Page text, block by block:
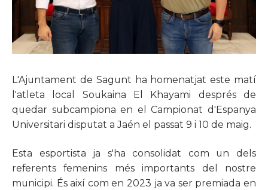
L'Ajuntament de Sagunt ha homenatjat este matí
l'atleta local Soukaina El Khayami després de
quedar subcampiona en el Campionat d'Espanya
Universitari disputat a Jaén el passat 9 i 10 de maig.
Esta esportista ja s'ha consolidat com un dels
referents femenins més importants del nostre
municipi. És així com en 2023 ja va ser premiada en